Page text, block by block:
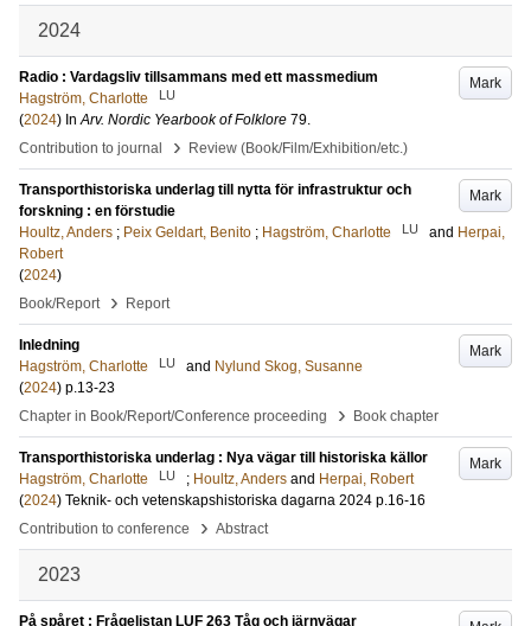
2024
Mark
Radio : Vardagsliv tillsammans med ett massmedium
Hagström, Charlotte
LU
(2024) InArv. Nordic Yearbook of Folklore 79.
Contribution to journal
› Review (Book/Film/Exhibition/etc.)
Mark
Transporthistoriska underlag till nytta för infrastruktur och
forskning : en förstudie
Houltz, Anders ; Peix Geldart, Benito ; Hagström, Charlotte LU and Herpai,
Robert
(2024)
Book/Report
› Report
Mark
Inledning
Hagström, Charlotte
LU and Nylund Skog, Susanne
(2024) p.13-23
Chapter in Book/Report/Conference proceeding
› Book chapter
Mark
Transporthistoriska underlag : Nya vägar till historiska källor
Hagström, Charlotte
LU ; Houltz, Anders and Herpai, Robert
(2024) Teknik- och vetenskapshistoriska dagarna 2024 p.16-16
Contribution to conference
› Abstract
2023
På spåret : Frågelistan LUF 263 Tåg och järnvägar